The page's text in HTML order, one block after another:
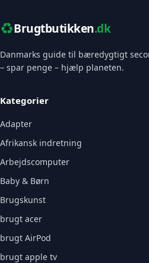
♻️Brugtbutikken.dk
Danmarks guide til bæredygtigt
– spar penge – hjælp planeten.
Kategorier
Adapter
Afrikansk indretning
Arbejdscomputer
Baby & Børn
Brugskunst
brugt acer
brugt AirPod
brugt apple tv